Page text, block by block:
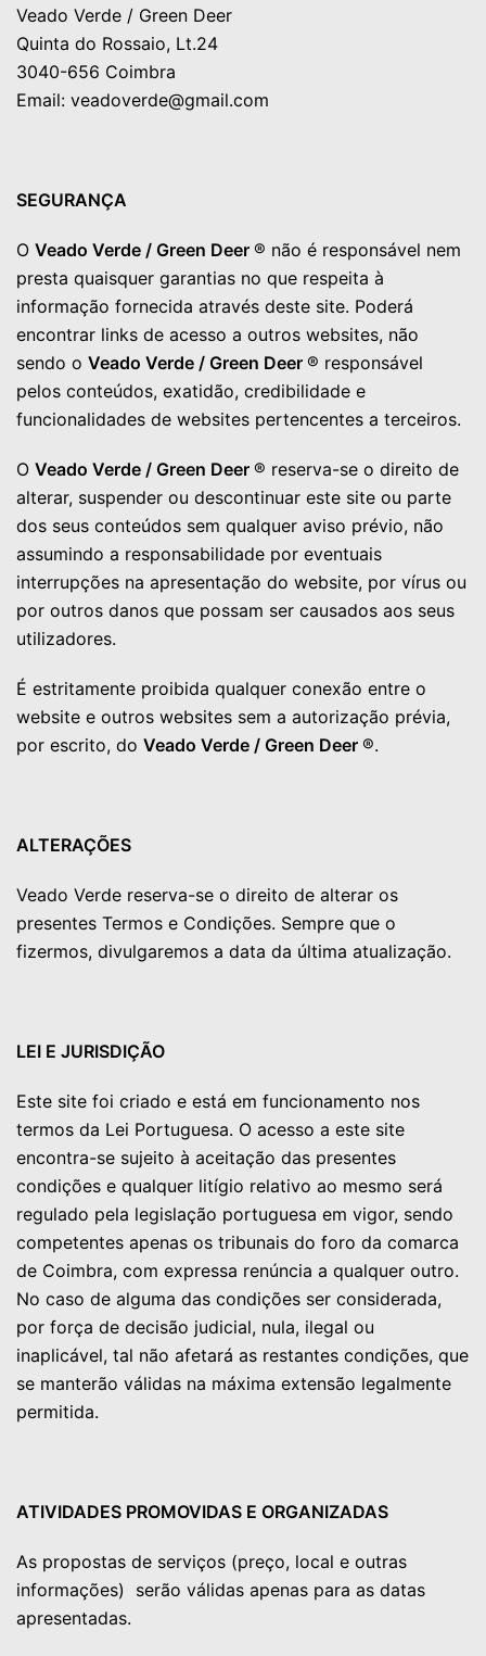
Veado Verde / Green Deer
Quinta do Rossaio, Lt.24
3040-656 Coimbra
Email: veadoverde@gmail.com
SEGURANÇA
O Veado Verde / Green Deer ® não é responsável nem
presta quaisquer garantias no que respeita à
informação fornecida através deste site. Poderá
encontrar links de acesso a outros websites, não
sendo o Veado Verde / Green Deer ® responsável
pelos conteúdos, exatidão, credibilidade e
funcionalidades de websites pertencentes a terceiros.
O Veado Verde / Green Deer ® reserva-se o direito de
alterar, suspender ou descontinuar este site ou parte
dos seus conteúdos sem qualquer aviso prévio, não
assumindo a responsabilidade por eventuais
interrupções na apresentação do website, por vírus ou
por outros danos que possam ser causados aos seus
utilizadores.
É estritamente proibida qualquer conexão entre o
website e outros websites sem a autorização prévia,
por escrito, do Veado Verde / Green Deer ®.
ALTERAÇÕES
Veado Verde reserva-se o direito de alterar os
presentes Termos e Condições. Sempre que o
fizermos, divulgaremos a data da última atualização.
LEI E JURISDIÇÃO
Este site foi criado e está em funcionamento nos
termos da Lei Portuguesa. O acesso a este site
encontra-se sujeito à aceitação das presentes
condições e qualquer litígio relativo ao mesmo será
regulado pela legislação portuguesa em vigor, sendo
competentes apenas os tribunais do foro da comarca
de Coimbra, com expressa renúncia a qualquer outro.
No caso de alguma das condições ser considerada,
por força de decisão judicial, nula, ilegal ou
inaplicável, tal não afetará as restantes condições, que
se manterão válidas na máxima extensão legalmente
permitida.
ATIVIDADES PROMOVIDAS E ORGANIZADAS
As propostas de serviços (preço, local e outras
informações) serão válidas apenas para as datas
apresentadas.